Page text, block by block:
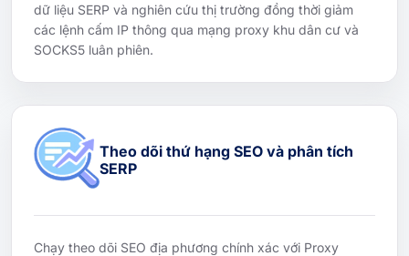
dữ liệu SERP và nghiên cứu thị trường đồng thời giảm
các lệnh cấm IP thông qua mạng proxy khu dân cư và
SOCKS5 luân phiên.
Theo dõi thứ hạng SEO và phân tích
SERP
Chạy theo dõi SEO địa phương chính xác với Proxy